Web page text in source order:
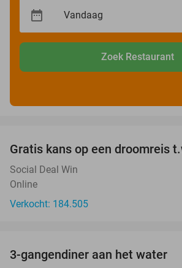
Zoek Restaurant
Gratis kans op een droomreis
Social Deal Win
Online
Verkocht: 184.505
3-gangendiner aan het water